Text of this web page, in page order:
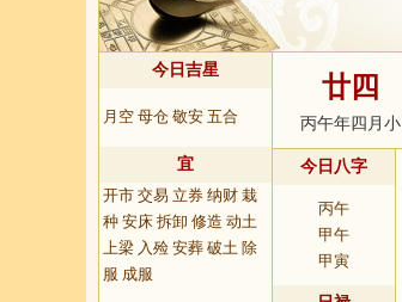
今日吉星
月空 母仓 敬安 五合
宜
开市 交易 立券 纳财 栽
种 安床 拆卸 修造 动土
上梁 入殓 安葬 破土 除
服 成服
廿四
丙午年四月小
今日八字
丙午
甲午
甲寅